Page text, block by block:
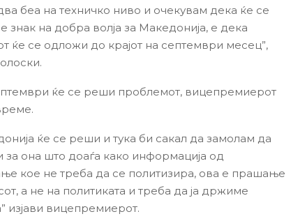
беа на техничко ниво и очекувам дека ќе се
знак на добра волја за Македонија, е дека
ќе се одложи до крајот на септември месец”,
ќе се реши проблемот, вицепремиерот
ќе се реши и тука би сакал да замолам да
она што доаѓа како информација од
кое не треба да се политизира, ова е прашање
а не на политиката и треба да ја држиме
изјави вицепремиерот.